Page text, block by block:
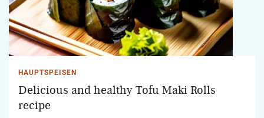
HAUPTSPEISEN
Delicious and healthy Tofu Maki Rolls
recipe